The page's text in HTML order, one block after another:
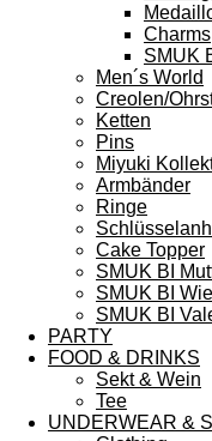
Charms
SMUK
Men´s World
Creolen/
Ketten
Pins
Miyuki
Armbänder
Ringe
Cake Topper
SMUK BI
SMUK BI
SMUK BI
PARTY
FOOD & DRINKS
Sekt & Wein
Tee
UNDERWEAR &